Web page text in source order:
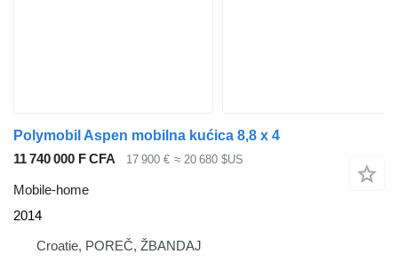
Polymobil Aspen mobilna kućica 8,8 x 4
11 740 000 F CFA
17 900 € ≈ 20 680 $US
Mobile-home
2014
Croatie, POREČ, ŽBANDAJ